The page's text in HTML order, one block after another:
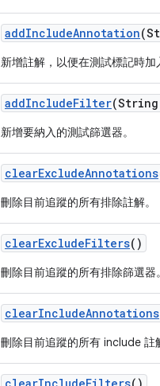
addIncludeAnnotation
新增註解，以便在測試標記時加
addIncludeFilter
新增要納入的測試篩選器。
clearExcludeAnnotations
刪除目前追蹤的所有排除註解。
clearExcludeFilters()
刪除目前追蹤的所有排除篩選器。
clearIncludeAnnotations
刪除目前追蹤的所有 include 註